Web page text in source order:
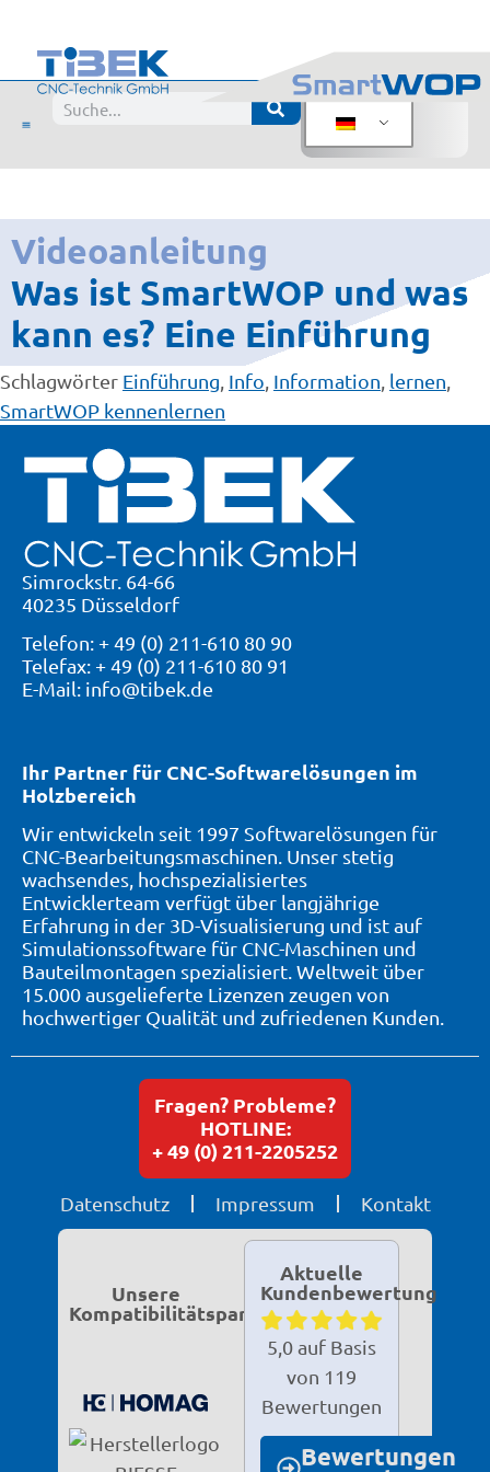
Videoanleitung
Was ist SmartWOP und was
kann es? Eine Einführung
Schlagwörter Einführung Info Information lernen
SmartWOP kennenlernen
Ihr Partner für CNC-Softwarelösungen im
Holzbereich
Wir entwickeln seit 1997 Softwarelösungen für
CNC-Bearbeitungsmaschinen. Unser stetig
wachsendes, hochspezialisiertes
Entwicklerteam verfügt über langjährige
Erfahrung in der 3D-Visualisierung und ist auf
Simulationssoftware für CNC-Maschinen und
Bauteilmontagen spezialisiert. Weltweit über
15.000 ausgelieferte Lizenzen zeugen von
hochwertiger Qualität und zufriedenen Kunden.
Simrockstr. 64-66
40235 Düsseldorf
Telefon: + 49 (0) 211-610 80 90
Telefax: + 49 (0) 211-610 80 91
E-Mail: info@tibek.de
Datenschutz Impressum Kontakt
Fragen? Probleme?
HOTLINE:
+ 49 (0) 211-2205252
Unsere
Kompatibilitätspartner
Aktuelle
Kundenbewertung
5,0 auf Basis
von 119
Bewertungen
Bewertungen